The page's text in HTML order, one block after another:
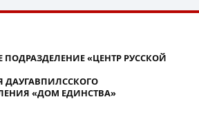
ПОДРАЗДЕЛЕНИЕ «ЦЕНТР РУССКОЙ
ДАУГАВПИЛССКОГО
«ДОМ ЕДИНСТВА»